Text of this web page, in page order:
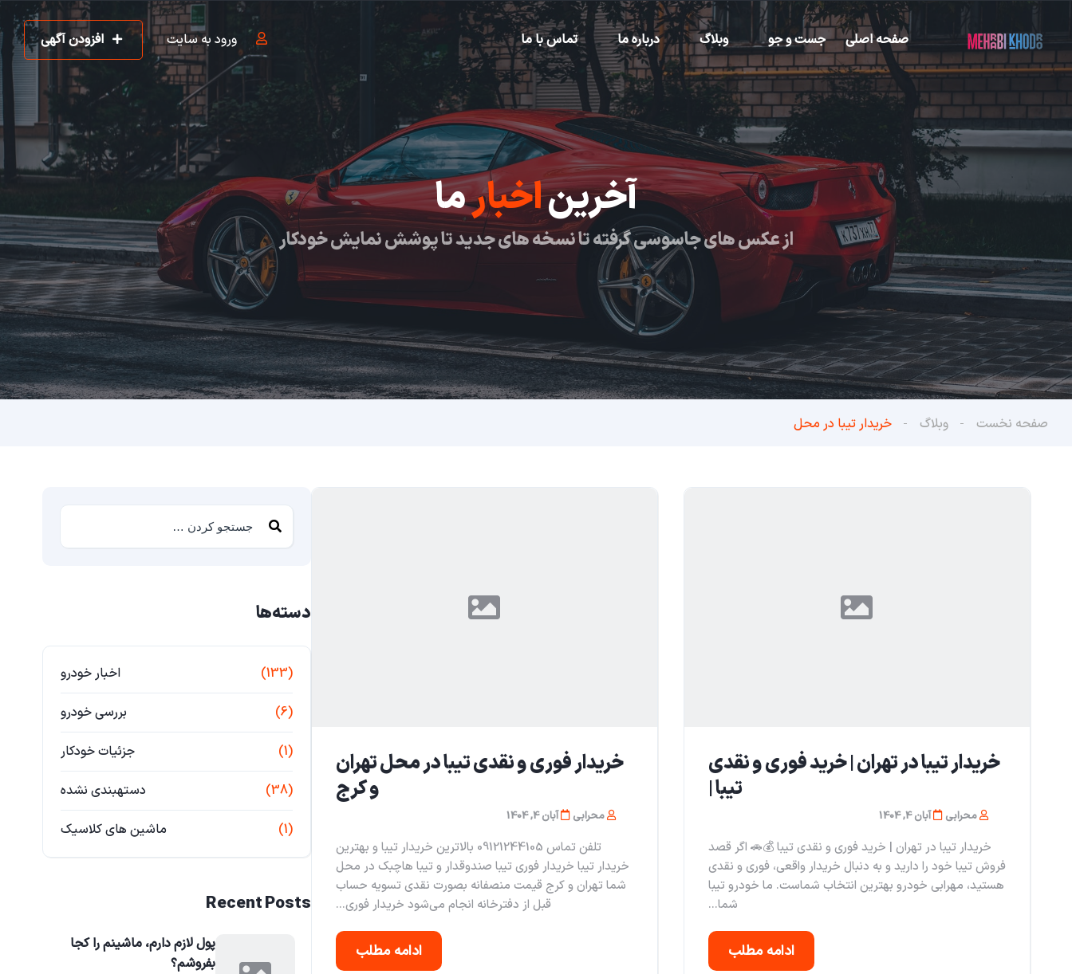
صفحه اصلی جست و جو وبلاگ درباره ما تماس با ما ورود به سایت افزودن آگهی
آخریناخبارما
از عکس های جاسوسی گرفته تا نسخه های جدید تا پوشش نمایش خودکار
صفحه نخست وبلاگ خریدار تیبا در محل
خریدار تیبا در تهران | خرید فوری و نقدی
تیبا |
محرابی آبان 4, 1404
خریدار تیبا در تهران | خرید فوری و نقدی تیبا 💰🚗 اگر قصد
فروش تیبا خود را دارید و به دنبال خریدار واقعی، فوری و نقدی
هستید، مهرابی خودرو بهترین انتخاب شماست. ما خودرو تیبا
شما...
ادامه مطلب
خریدار فوری و نقدی تیبا در محل تهران
و کرج
محرابی آبان 4, 1404
تلفن تماس 09121244105 بالاترین خریدار تیبا و بهترین
خریدار تیبا خریدار فوری تیبا صندوقدار و تیبا هاچبک در محل
شما تهران و کرج قیمت منصفانه بصورت نقدی تسویه حساب
قبل از دفترخانه انجام می‌شود خریدار فوری...
ادامه مطلب
دسته‌ها
اخبار خودرو (133)
بررسی خودرو (6)
جزئیات خودکار (1)
دستهبندی نشده (38)
ماشین های کلاسیک (1)
Recent Posts
پول لازم دارم، ماشینم را کجا
بفروشم؟